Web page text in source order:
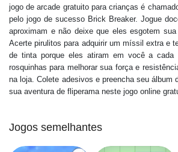
jogo de arcade gratuito para crianças é
pelo jogo de sucesso Brick Breaker. Jogue
aproximam e não deixe que eles esgotem sua
Acerte pirulitos para adquirir um míssil extra e
de tinta porque eles atiram em você a cada
rosquinhas para melhorar sua força e
na loja. Colete adesivos e preencha seu álbum
sua aventura de fliperama neste jogo online
Jogos semelhantes